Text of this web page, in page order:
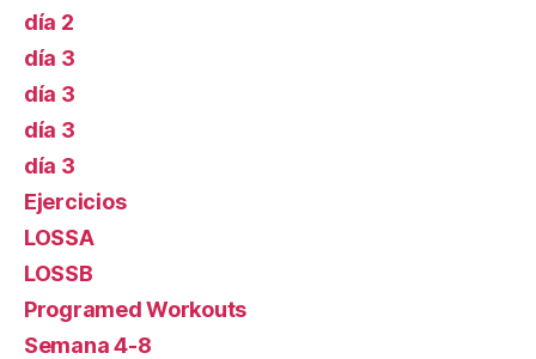
día 2
día 3
día 3
día 3
día 3
Ejercicios
LOSSA
LOSSB
Programed Workouts
Semana 4-8